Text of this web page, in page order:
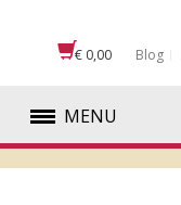
€ 0,00 Blog
MENU
ROSSI